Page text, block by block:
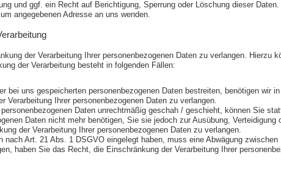
und ggf. ein Recht auf Berichtigung, Sperrung oder Löschung dieser
angegebenen Adresse an uns wenden.
der Verarbeitung Ihrer personenbezogenen Daten zu verlangen.
der Verarbeitung besteht in folgenden Fällen:
bei uns gespeicherten personenbezogenen Daten bestreiten, benötigen wir
Verarbeitung Ihrer personenbezogenen Daten zu verlangen.
Daten unrechtmäßig geschah / geschieht, können Sie
Daten nicht mehr benötigen, Sie sie jedoch zur Ausübung,
der Verarbeitung Ihrer personenbezogenen Daten zu verlangen.
nach Art. 21 Abs. 1 DSGVO eingelegt haben, muss eine Abwägung
haben Sie das Recht, die Einschränkung der Verarbeitung Ihrer